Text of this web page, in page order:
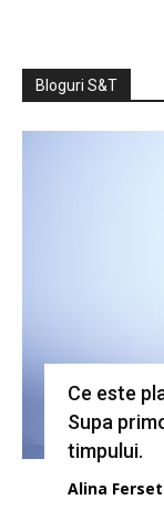
Bloguri S&T
Ce este
Supa
timpului.
Alina